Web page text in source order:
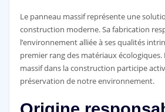
Le panneau massif représente une
construction moderne. Sa fabrication
l’environnement alliée à ses qualités
premier rang des matériaux écologiques.
massif dans la construction participe
préservation de notre environnement.